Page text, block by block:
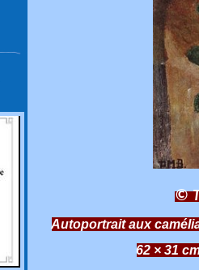
©
Autoportrait aux
62 × 31